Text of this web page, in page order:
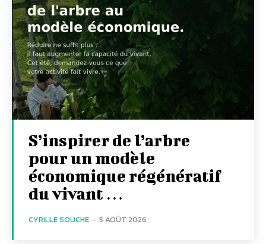
S’inspirer de l’arbre
pour un modèle
économique régénératif
du vivant …
CYRILLE SOUCHE - 5 AOÛT 2026